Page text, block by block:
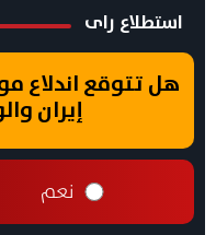
استطلاع راى
هل تتوقع اندلاع
إيران
نعم